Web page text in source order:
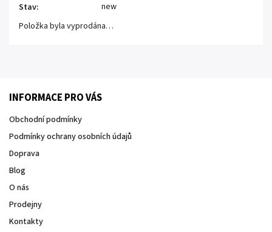
Stav:
new
Položka byla vyprodána…
INFORMACE PRO VÁS
Obchodní podmínky
Podmínky ochrany osobních údajů
Doprava
Blog
O nás
Prodejny
Kontakty